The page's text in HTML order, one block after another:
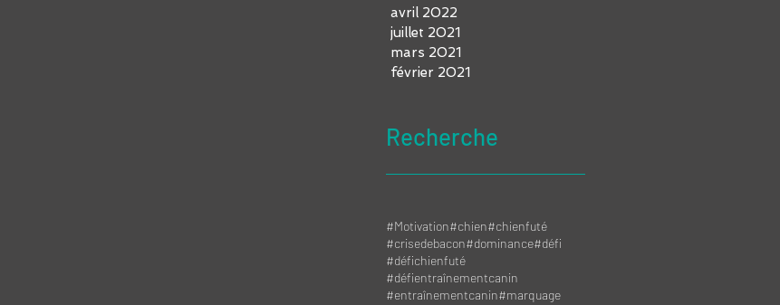
avril 2022
juillet 2021
mars 2021
février 2021
Recherche
#Motivation#chien#chienfuté
#crisedebacon#dominance#défi
#défichienfuté
#défientraînementcanin
#entraînementcanin#marquage